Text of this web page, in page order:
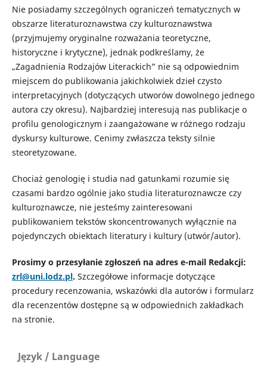
Nie posiadamy szczególnych ograniczeń tematycznych w
obszarze literaturoznawstwa czy kulturoznawstwa
(przyjmujemy oryginalne rozważania teoretyczne,
historyczne i krytyczne), jednak podkreślamy, że
„Zagadnienia Rodzajów Literackich” nie są odpowiednim
miejscem do publikowania jakichkolwiek dzieł czysto
interpretacyjnych (dotyczących utworów dowolnego jednego
autora czy okresu). Najbardziej interesują nas publikacje o
profilu genologicznym i zaangażowane w różnego rodzaju
dyskursy kulturowe. Cenimy zwłaszcza teksty silnie
steoretyzowane.
Chociaż genologię i studia nad gatunkami rozumie się
czasami bardzo ogólnie jako studia literaturoznawcze czy
kulturoznawcze, nie jesteśmy zainteresowani
publikowaniem tekstów skoncentrowanych wyłącznie na
pojedynczych obiektach literatury i kultury (utwór/autor).
Prosimy o przesyłanie zgłoszeń na adres e-mail Redakcji:
zrl@uni.lodz.pl. Szczegółowe informacje dotyczące
procedury recenzowania, wskazówki dla autorów i formularz
dla recenzentów dostępne są w odpowiednich zakładkach
na stronie.
Język / Language